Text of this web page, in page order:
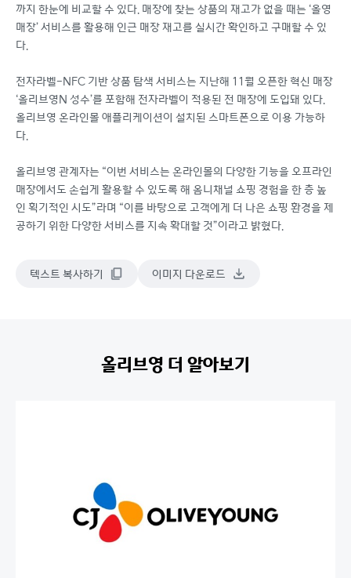
까지 한눈에 비교할 수 있다. 매장에 찾는 상품의 재고가 없을 때는 ‘올영
매장’ 서비스를 활용해 인근 매장 재고를 실시간 확인하고 구매할 수 있
다.
전자라벨-NFC 기반 상품 탐색 서비스는 지난해 11월 오픈한 혁신 매장
‘올리브영N 성수’를 포함해 전자라벨이 적용된 전 매장에 도입돼 있다.
올리브영 온라인몰 애플리케이션이 설치된 스마트폰으로 이용 가능하
다.
올리브영 관계자는 “이번 서비스는 온라인몰의 다양한 기능을 오프라인
매장에서도 손쉽게 활용할 수 있도록 해 옴니채널 쇼핑 경험을 한 층 높
인 획기적인 시도”라며 “이를 바탕으로 고객에게 더 나은 쇼핑 환경을 제
공하기 위한 다양한 서비스를 지속 확대할 것”이라고 밝혔다.
텍스트 복사하기 이미지 다운로드
올리브영 더 알아보기